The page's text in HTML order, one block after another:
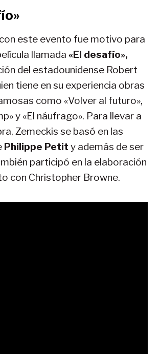
este evento fue motivo para
llamada «El desafío»,
del estadounidense Robert
tiene en su experiencia obras
como «Volver al futuro»,
y «El náufrago». Para llevar a
Zemeckis se basó en las
Philippe Petit y además de ser
participó en la elaboración
con Christopher Browne.